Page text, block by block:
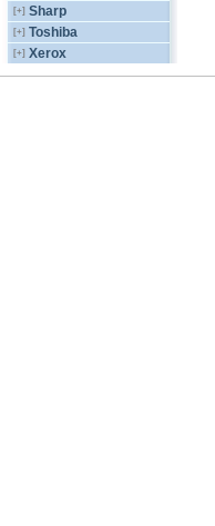
[+] Sharp
[+] Toshiba
[+] Xerox